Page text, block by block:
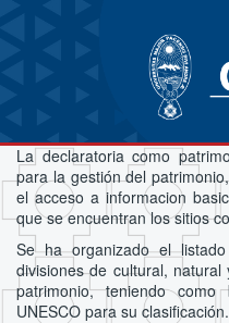
La declaratoria como
para la gestión del
el acceso a informacion
que se encuentran los sitios
Se ha organizado el
divisiones de cultural,
patrimonio, teniendo
UNESCO para su clasificación.